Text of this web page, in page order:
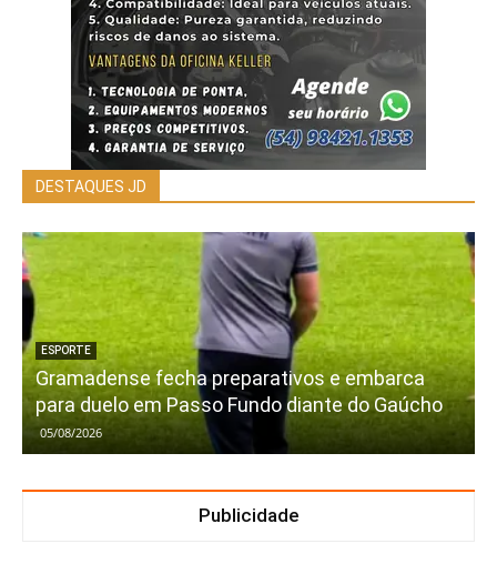
DESTAQUES JD
ESPORTE
Gramadense fecha preparativos e embarca
para duelo em Passo Fundo diante do Gaúcho
05/08/2026
Publicidade